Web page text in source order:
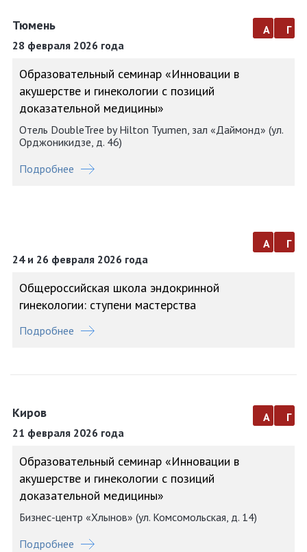
Тюмень
28 февраля 2026 года
а г
Образовательный семинар «Инновации в
акушерстве и гинекологии с позиций
доказательной медицины»
Отель DoubleTree by Hilton Tyumen, зал «Даймонд» (ул.
Орджоникидзе, д. 46)
Подробнее
24 и 26 февраля 2026 года
а г
Общероссийская школа эндокринной
гинекологии: ступени мастерства
Подробнее
Киров
21 февраля 2026 года
а г
Образовательный семинар «Инновации в
акушерстве и гинекологии с позиций
доказательной медицины»
Бизнес-центр «Хлынов» (ул. Комсомольская, д. 14)
Подробнее